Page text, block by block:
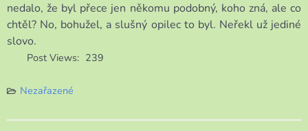
nedalo, že byl přece jen někomu podobný, koho zná, ale co
chtěl? No, bohužel, a slušný opilec to byl. Neřekl už jediné
slovo.
Post Views: 239
Nezařazené